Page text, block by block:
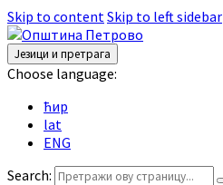
Skip to contentSkip to left sidebar
Језици и претрага
Choose language:
ћир
lat
ENG
Search: